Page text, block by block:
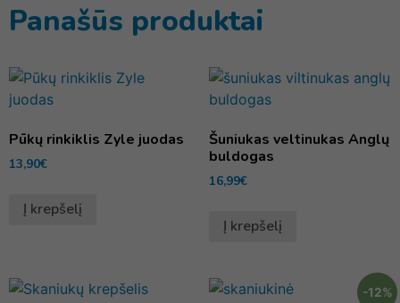
Panašūs produktai
Pūkų rinkiklis Zyle juodas
13,90€
Į krepšelį
Šuniukas veltinukas Anglų
buldogas
16,99€
Į krepšelį
-12%